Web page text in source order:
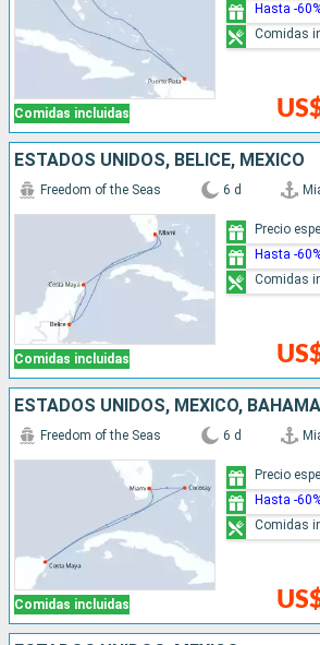
Comidas incluidas
Hasta -
Comidas
ESTADOS UNIDOS, BELICE, MÉXICO
Comidas incluidas
Freedom of the Seas 6 d
Precio
Hasta -
Comidas
ESTADOS UNIDOS, MÉXICO,
Comidas incluidas
Freedom of the Seas 6 d
Precio
Hasta -
Comidas